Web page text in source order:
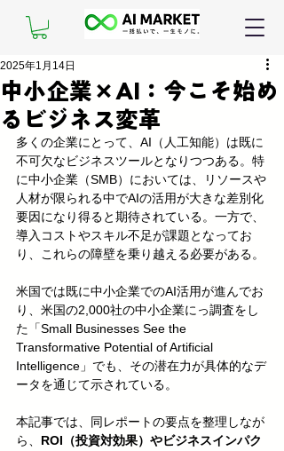
中小企業×AI：今こそ始め
るビジネス変革
2025年1月14日
多くの企業にとって、AI（人工知能）は既に
不可欠なビジネスツールとなりつつある。特
に中小企業（SMB）においては、リソースや
人材が限られる中でAIの活用が大きな差別化
要因になり得ると期待されている。一方で、
導入コストやスキル不足が課題となってお
り、これらの障壁を乗り越える必要がある。
米国では既に中小企業でのAI活用が進んでお
り、米国の2,000社の中小企業にっ調査をし
た「Small Businesses See the
Transformative Potential of Artificial
Intelligence」でも、その潜在力が具体的なデ
ータを通じて示されている。
本記事では、同レポートの要点を整理しなが
ら、 ROI（投資対効果）やビジネスインパク